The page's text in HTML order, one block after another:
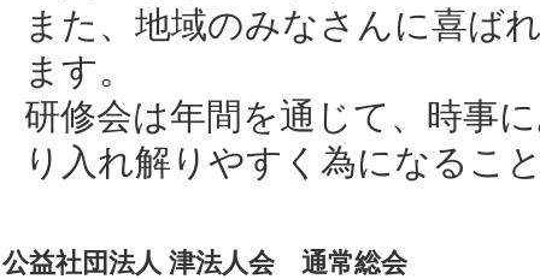
また、地域のみなさんに喜ば
ます。
研修会は年間を通じて、時事
り入れ解りやすく為になるこ
公益社団法人 津法人会 通常総会